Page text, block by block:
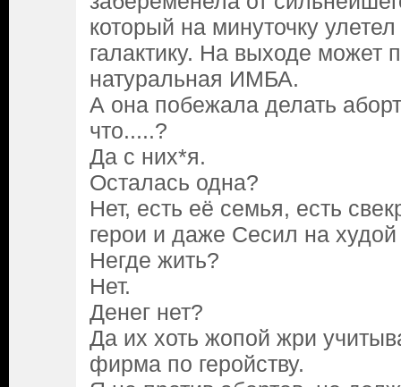
который на минуточку
галактику. На выходе может
натуральная ИМБА.
А она побежала делать
что.....?
Да с них*я.
Осталась одна?
Нет, есть её семья, есть
герои и даже Сесил на худой
Негде жить?
Нет.
Денег нет?
Да их хоть жопой жри
фирма по геройству.